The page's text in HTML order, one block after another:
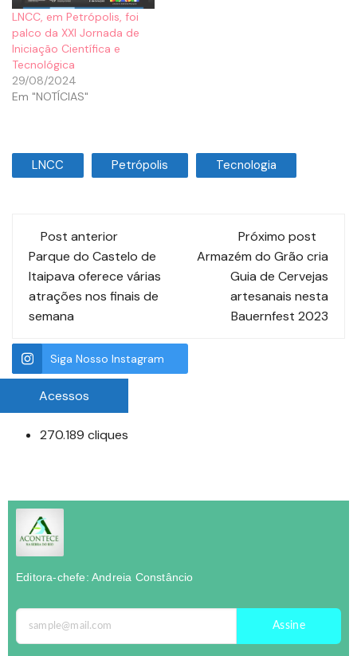
LNCC, em Petrópolis, foi
palco da XXI Jornada de
Iniciação Científica e
Tecnológica
29/08/2024
Em "NOTÍCIAS"
LNCC Petrópolis Tecnologia
Post anterior
Parque do Castelo de
Itaipava oferece várias
atrações nos finais de
semana
Próximo post
Armazém do Grão cria
Guia de Cervejas
artesanais nesta
Bauernfest 2023
Siga Nosso Instagram
Acessos
270.189 cliques
Editora-chefe: Andreia Constâncio
Assine